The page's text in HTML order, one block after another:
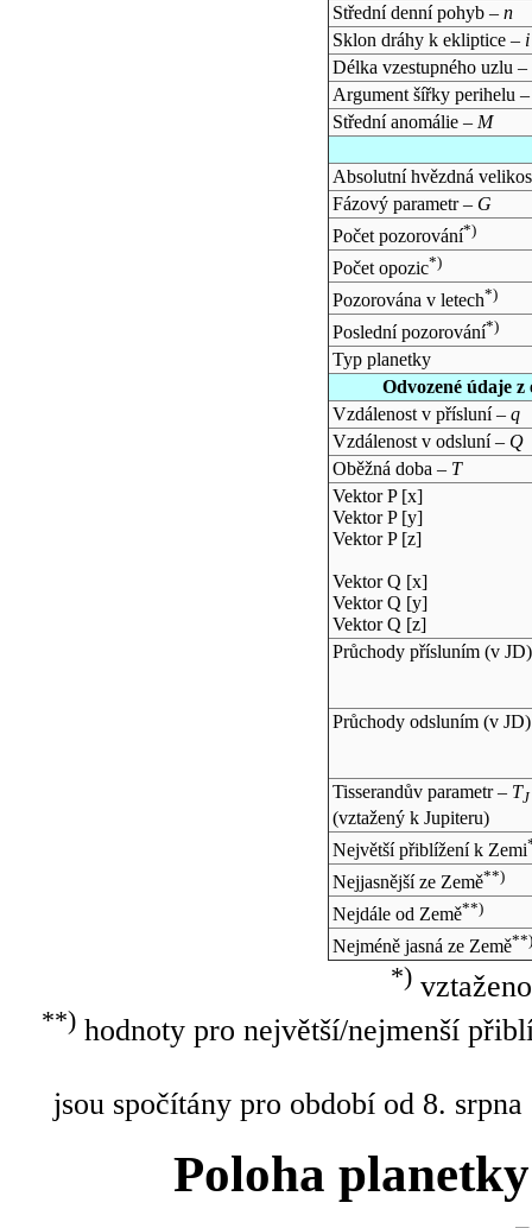
Střední denní pohyb – n
Sklon dráhy k ekliptice – i
Délka vzestupného uzlu –
Argument šířky perihelu
Střední anomálie – M
Absolutní hvězdná
Fázový parametr – G
Počet pozorování*)
Počet opozic*)
Pozorována v letech*)
Poslední pozorování*)
Typ planetky
Odvozené údaje
Vzdálenost v přísluní – q
Vzdálenost v odsluní – Q
Oběžná doba – T
Vektor P [x]
Vektor P [y]
Vektor P [z]
Vektor Q [x]
Vektor Q [y]
Vektor Q [z]
Průchody přísluním (v JD)
Průchody odsluním (v JD)
Tisserandův parametr – TJ
(vztažený k Jupiteru)
Největší přiblížení k Zemi
Nejjasnější ze Země**)
Nejdále od Země**)
Nejméně jasná ze Země**)
*)
**)hodnoty pro největší/nejmenší
jsou spočítány pro období od 8.
Poloha